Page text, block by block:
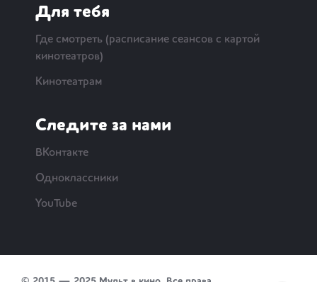
Для тебя
Где смотреть (расписание сеансов с картой
кинотеатров)
Кинотеатрам
Следите за нами
ВКонтакте
Одноклассники
YouTube